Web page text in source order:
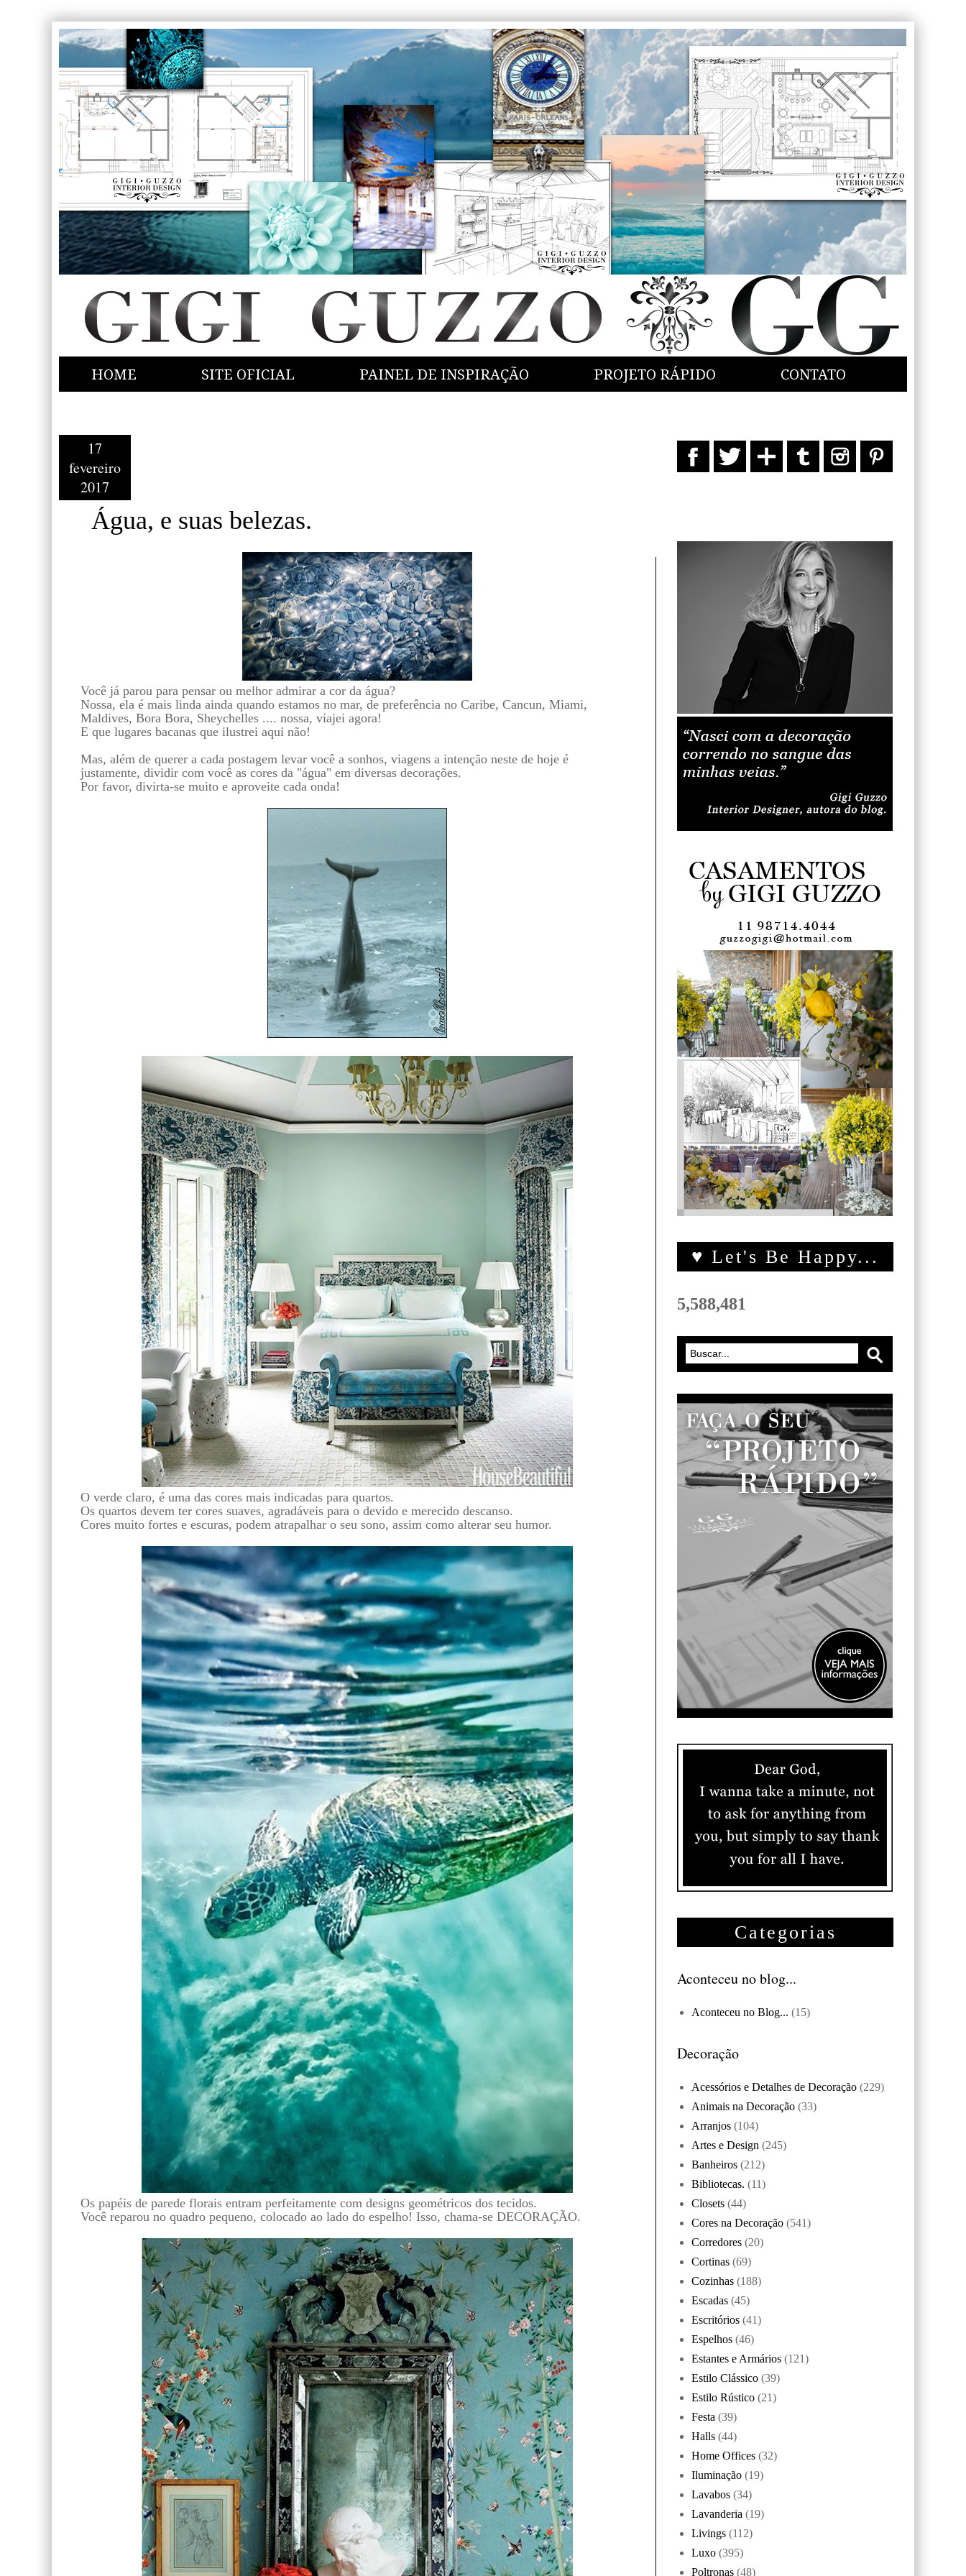
HOME SITE OFICIAL PAINEL DE INSPIRAÇÃO PROJETO RÁPIDO CONTATO
17
fevereiro
2017
Água, e suas belezas.
Você já parou para pensar ou melhor admirar a cor da água?
Nossa, ela é mais linda ainda quando estamos no mar, de preferência no Caribe, Cancun, Miami,
Maldives, Bora Bora, Sheychelles .... nossa, viajei agora!
E que lugares bacanas que ilustrei aqui não!
Mas, além de querer a cada postagem levar você a sonhos, viagens a intenção neste de hoje é
justamente, dividir com você as cores da "água" em diversas decorações.
Por favor, divirta-se muito e aproveite cada onda!
O verde claro, é uma das cores mais indicadas para quartos.
Os quartos devem ter cores suaves, agradáveis para o devido e merecido descanso.
Cores muito fortes e escuras, podem atrapalhar o seu sono, assim como alterar seu humor.
Os papéis de parede florais entram perfeitamente com designs geométricos dos tecidos.
Você reparou no quadro pequeno, colocado ao lado do espelho! Isso, chama-se DECORAÇÃO.
♥ Let's Be Happy...
5,588,481
Categorias
Aconteceu no blog...
Aconteceu no Blog... (15)
Decoração
Acessórios e Detalhes de Decoração (229)
Animais na Decoração (33)
Arranjos (104)
Artes e Design (245)
Banheiros (212)
Bibliotecas. (11)
Closets (44)
Cores na Decoração (541)
Corredores (20)
Cortinas (69)
Cozinhas (188)
Escadas (45)
Escritórios (41)
Espelhos (46)
Estantes e Armários (121)
Estilo Clássico (39)
Estilo Rústico (21)
Festa (39)
Halls (44)
Home Offices (32)
Iluminação (19)
Lavabos (34)
Lavanderia (19)
Livings (112)
Luxo (395)
Poltronas (48)